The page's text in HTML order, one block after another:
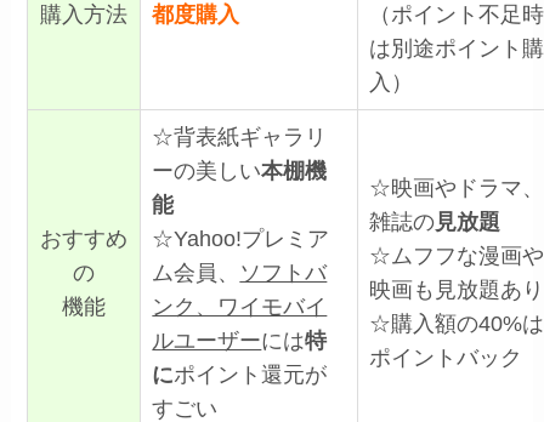
購入方法 都度購入
（ポイント不足時
は別途ポイント購
入）
おすすめ
の
機能
☆背表紙ギャラリ
ーの美しい本棚機
能
☆Yahoo!プレミア
ム会員、 ソフトバ
ンク、ワイモバイ
ルユーザーには特
にポイント還元が
すごい
☆映画やドラマ、
雑誌の見放題
☆ムフフな漫画や
映画も見放題あり
☆購入額の40%は
ポイントバック